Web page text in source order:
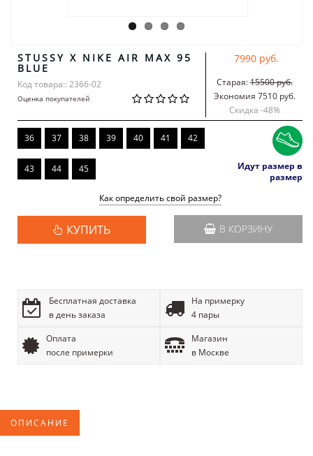
STUSSY X NIKE AIR MAX 95
BLUE
Код товара:: 2366-02
Оценка покупателей
7990 руб.
Старая:15500 руб.
Экономия 7510 руб.
Скидка -48%
36 37 38 39 40 41 42
43 44 45
Идут размер в
размер
Как определить свой размер?
КУПИТЬ В КОРЗИНУ
Бесплатная доставка
в день заказа
На примерку
4 пары
Оплата
после примерки
Магазин
в Москве
ОПИСАНИЕ